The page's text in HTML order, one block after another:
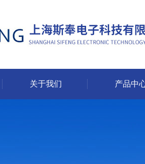
关于我们 产品中